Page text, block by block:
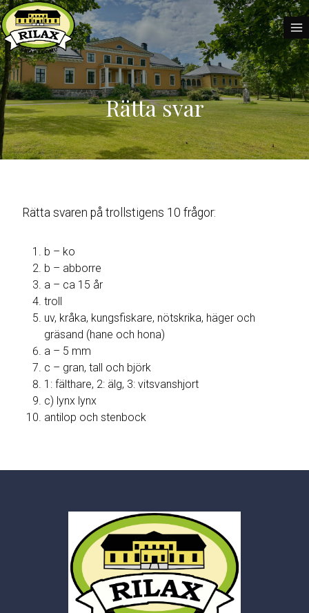
Skip
to
content
Rätta svar
Rätta svaren på trollstigens 10 frågor:
b – ko
b – abborre
a – ca 15 år
troll
uv, kråka, kungsfiskare, nötskrika, häger och
gräsand (hane och hona)
a – 5 mm
c – gran, tall och björk
1: fälthare, 2: älg, 3: vitsvanshjort
c) lynx lynx
antilop och stenbock